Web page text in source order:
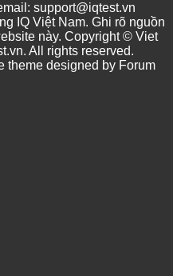
support@iqtest.vn
IQ Việt Nam. Ghi rõ nguồn
này. Copyright © Viet
. All rights reserved.
theme designed by Forum